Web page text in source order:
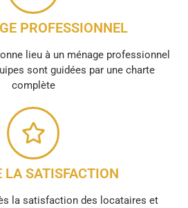
PROFESSIONNEL
lieu à un ménage professionnel
sont guidées par une charte
complète
LA SATISFACTION
la satisfaction des locataires et